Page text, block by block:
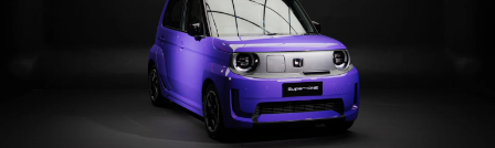
Bangsa-Bangsa (PBB) yang mendorong peningkatan
standar keselamatan kendaraan secara global pada
tahun 2030. Di Indonesia, upaya tersebut turut
diperkuat melaluiRencana Umum Nasional
Keselamatan (RUNK)yang menempatkan keselamatan
kendaraan sebagai salah satu pilar utama transportasi
Prototipe tersebut juga terlihat menggunakan pelek
berdiameter besar yang dipadukan dengan sistem